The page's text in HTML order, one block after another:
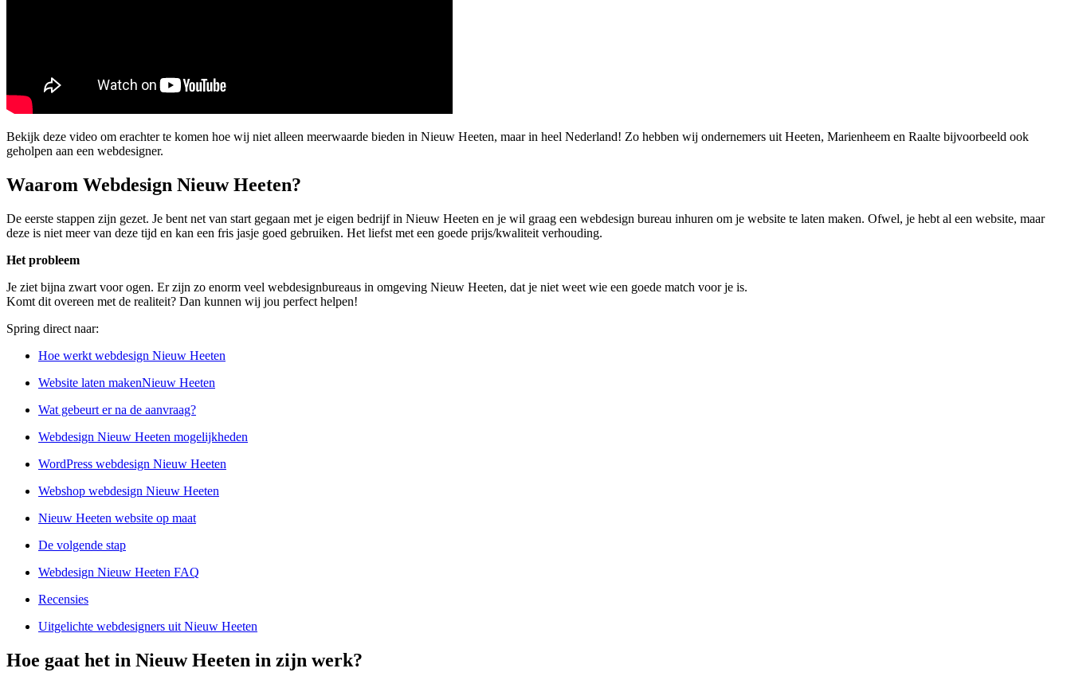
Bekijk deze video om erachter te komen hoe wij niet alleen meerwaarde bieden in Nieuw Heeten, maar in heel Nederland! Zo hebben wij ondernemers uit Heeten, Marienheem en Raalte bijvoorbeeld ook
geholpen aan een webdesigner.
Waarom Webdesign Nieuw Heeten?
De eerste stappen zijn gezet. Je bent net van start gegaan met je eigen bedrijf in Nieuw Heeten en je wil graag een webdesign bureau inhuren om je website te laten maken. Ofwel, je hebt al een website, maar
deze is niet meer van deze tijd en kan een fris jasje goed gebruiken. Het liefst met een goede prijs/kwaliteit verhouding.
Het probleem
Je ziet bijna zwart voor ogen. Er zijn zo enorm veel webdesignbureaus in omgeving Nieuw Heeten, dat je niet weet wie een goede match voor je is.
Komt dit overeen met de realiteit? Dan kunnen wij jou perfect helpen!
Spring direct naar:
Hoe werkt webdesign Nieuw Heeten
Website laten makenNieuw Heeten
Wat gebeurt er na de aanvraag?
Webdesign Nieuw Heeten mogelijkheden
WordPress webdesign Nieuw Heeten
Webshop webdesign Nieuw Heeten
Nieuw Heeten website op maat
De volgende stap
Webdesign Nieuw Heeten FAQ
Recensies
Uitgelichte webdesigners uit Nieuw Heeten
Hoe gaat het in Nieuw Heeten in zijn werk?